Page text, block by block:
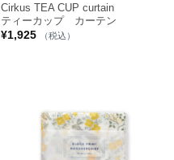
Cirkus TEA CUP curtain
ティーカップ カーテン
¥1,925 （税込）